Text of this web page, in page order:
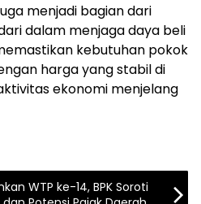
menjadi bagian dari
dalam menjaga daya beli
kebutuhan pokok
harga yang stabil di
ekonomi menjelang
WTP ke-14, BPK Soroti